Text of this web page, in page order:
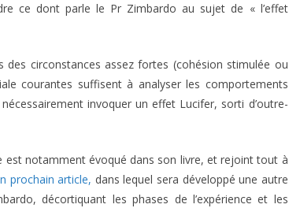
ce dont parle le Pr Zimbardo au sujet de « l’effet
circonstances assez fortes (cohésion stimulée ou
courantes suffisent à analyser les comportements
invoquer un effet Lucifer, sorti d’outre-
est notamment évoqué dans son livre, et rejoint tout à
prochain article, dans lequel sera développé une autre
décortiquant les phases de l’expérience et les